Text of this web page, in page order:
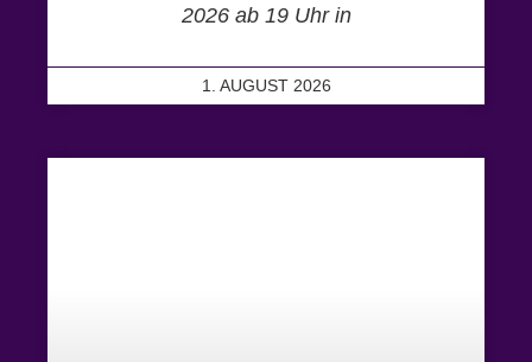
2026 ab 19 Uhr in
1. AUGUST 2026